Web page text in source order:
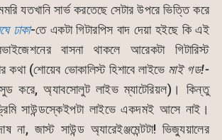
যতখানি সার্ভ করতেছে সেটার উপরে ভিত্তি করে
ঢাকা-তে একটা গিটারপিস বাদ দেয়া হইছে কি এই
বাসনা থাকলে আরেকটা গিটারিস্ট
কথা (শোয়েব ভোকালিস্ট হিশাবে লাইভে মাই গড!-
করে, অ্যাবসোলুট লাইভ ম্যাটেরিয়ল)। কিন্তু
সাউন্ডস্কেইপটা লাইভে একদমই আসে নাই।
না, জাস্ট সাউন্ড অ্যারেইঞ্জমেন্টটা! ভিজ্যুয়ালের